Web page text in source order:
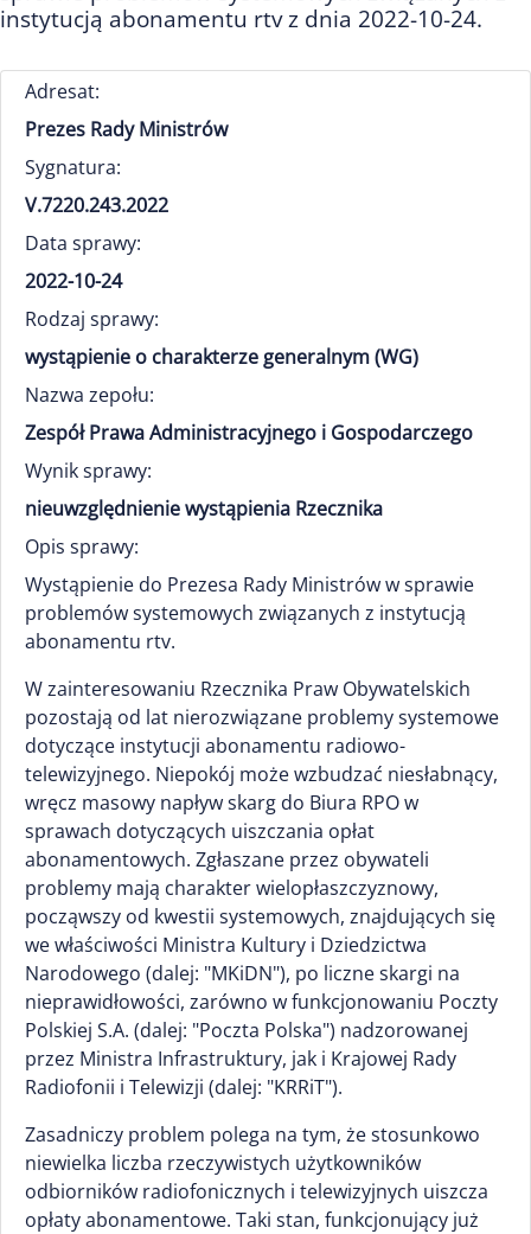
instytucją abonamentu rtv z dnia 2022-10-24.
Adresat:
Prezes Rady Ministrów
Sygnatura:
V.7220.243.2022
Data sprawy:
2022-10-24
Rodzaj sprawy:
wystąpienie o charakterze generalnym (WG)
Nazwa zepołu:
Zespół Prawa Administracyjnego i Gospodarczego
Wynik sprawy:
nieuwzględnienie wystąpienia Rzecznika
Opis sprawy:
Wystąpienie do Prezesa Rady Ministrów w sprawie
problemów systemowych związanych z instytucją
abonamentu rtv.
W zainteresowaniu Rzecznika Praw Obywatelskich
pozostają od lat nierozwiązane problemy systemowe
dotyczące instytucji abonamentu radiowo-
telewizyjnego. Niepokój może wzbudzać niesłabnący,
wręcz masowy napływ skarg do Biura RPO w
sprawach dotyczących uiszczania opłat
abonamentowych. Zgłaszane przez obywateli
problemy mają charakter wielopłaszczyznowy,
począwszy od kwestii systemowych, znajdujących się
we właściwości Ministra Kultury i Dziedzictwa
Narodowego (dalej: "MKiDN"), po liczne skargi na
nieprawidłowości, zarówno w funkcjonowaniu Poczty
Polskiej S.A. (dalej: "Poczta Polska") nadzorowanej
przez Ministra Infrastruktury, jak i Krajowej Rady
Radiofonii i Telewizji (dalej: "KRRiT").
Zasadniczy problem polega na tym, że stosunkowo
niewielka liczba rzeczywistych użytkowników
odbiorników radiofonicznych i telewizyjnych uiszcza
opłaty abonamentowe. Taki stan, funkcjonujący już